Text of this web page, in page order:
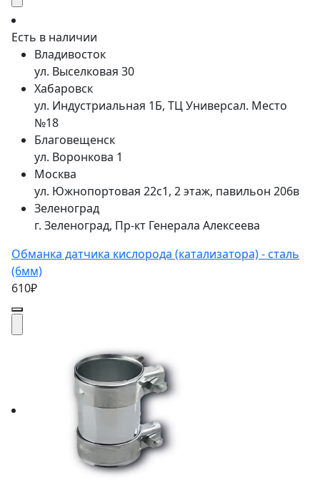
Есть в наличии
Владивосток
ул. Выселковая 30
Хабаровск
ул. Индустриальная 1Б, ТЦ Универсал. Место
№18
Благовещенск
ул. Воронкова 1
Москва
ул. Южнопортовая 22с1, 2 этаж, павильон 206в
Зеленоград
г. Зеленоград, Пр-кт Генерала Алексеева
Обманка датчика кислорода (катализатора) - сталь
(6мм)
610₽